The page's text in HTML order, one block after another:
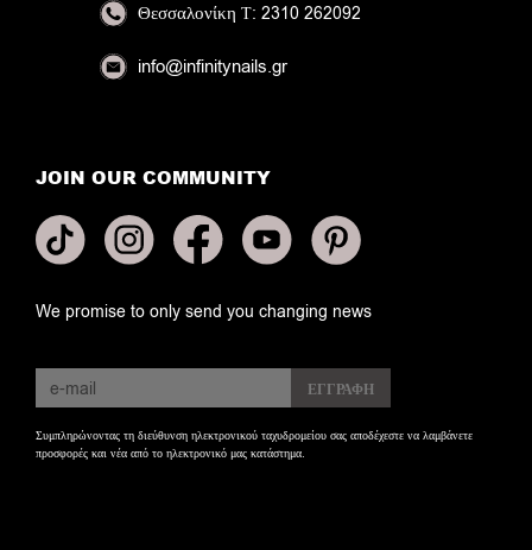
ΘεσσαλονίκηΤ: 2310 262092
info@infinitynails.gr
JOIN OUR COMMUNITY
We promise to only send you changing news
Συμπληρώνοντας τη διεύθυνση ηλεκτρονικού ταχυδρομείου σας αποδέχεστε να λαμβάνετε
προσφορές και νέα από το ηλεκτρονικό μας κατάστημα.